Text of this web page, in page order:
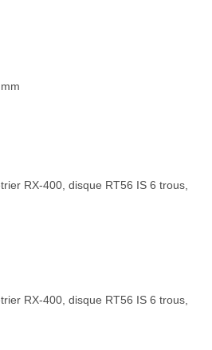
RX-400, disque RT56 IS 6 trous,
RX-400, disque RT56 IS 6 trous,
Chaser chez Funway Vélo à La